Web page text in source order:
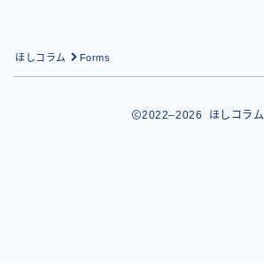
ほしコラム Forms
2022–2026 ほしコラム